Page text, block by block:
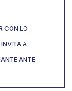
CON LO
A
ANTE